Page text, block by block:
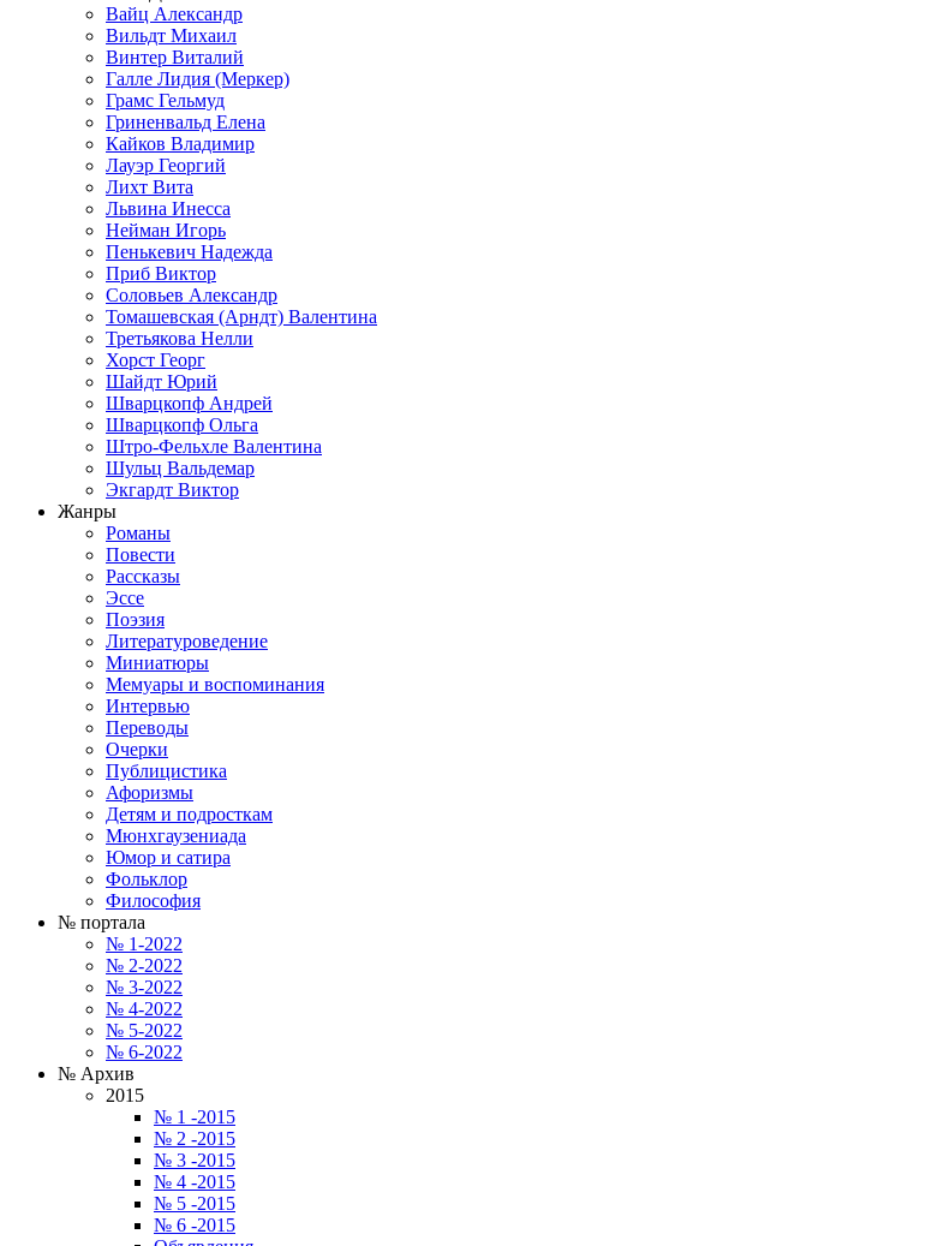
Вайц Александр
Вильдт Михаил
Винтер Виталий
Галле Лидия (Меркер)
Грамс Гельмуд
Гриненвальд Елена
Кайков Владимир
Лауэр Георгий
Лихт Вита
Львина Инесса
Нейман Игорь
Пенькевич Надежда
Приб Виктор
Соловьев Александр
Томашевская (Арндт) Валентина
Третьякова Нелли
Хорст Георг
Шайдт Юрий
Шварцкопф Андрей
Шварцкопф Ольга
Штро-Фельхле Валентина
Шульц Вальдемар
Экгардт Виктор
Жанры
Романы
Повести
Рассказы
Эссе
Поэзия
Литературоведение
Миниатюры
Мемуары и воспоминания
Интервью
Переводы
Очерки
Публицистика
Афоризмы
Детям и подросткам
Мюнхгаузениада
Юмор и сатира
Фольклор
Философия
№ портала
№ 1-2022
№ 2-2022
№ 3-2022
№ 4-2022
№ 5-2022
№ 6-2022
№ Архив
2015
№ 1 -2015
№ 2 -2015
№ 3 -2015
№ 4 -2015
№ 5 -2015
№ 6 -2015